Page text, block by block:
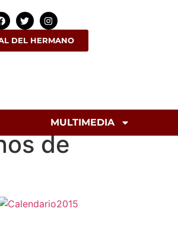
DEL HERMANO
MULTIMEDIA
de